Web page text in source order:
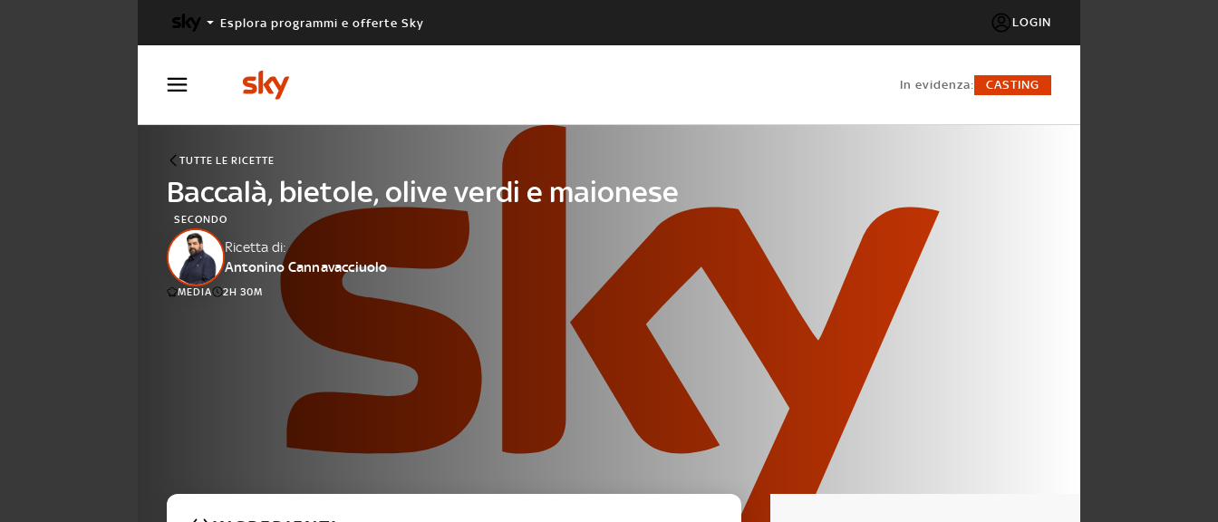
Esplora programmi e offerte Sky LOGIN
in evidenza: CASTING
TUTTE LE RICETTE
Baccalà, bietole, olive verdi e maionese
SECONDO
Ricetta di:
Antonino Cannavacciuolo
MEDIA 2H 30M